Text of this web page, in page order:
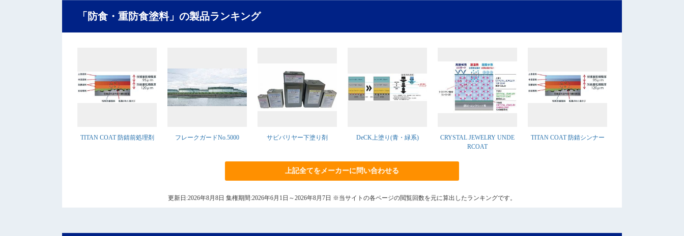
「防食・重防食塗料」の製品ランキング
TITAN COAT 防錆前処理剤 フレークガードNo.5000 サビバリヤー下塗り剤 DeCK上塗り(青・緑系)
CRYSTAL JEWELRY UNDE
RCOAT
TITAN COAT 防錆シンナー
上記全てをメーカーに問い合わせる
更新日:2026年8月8日 集権期間:2026年6月1日～2026年8月7日 ※当サイトの各ページの閲覧回数を元に算出したランキングです。